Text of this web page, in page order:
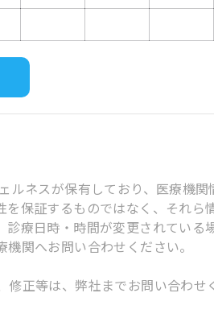
ルネスが保有しており、医療機関
保証するものではなく、それら
療日時・時間が変更されている
関へお問い合わせください。
正等は、弊社までお問い合わせ